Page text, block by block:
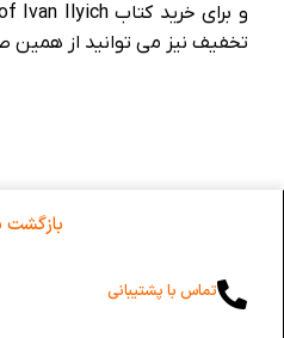
و برای خرید کتاب The Death of Ivan Ilyich از
تخفیف نیز می توانید از همین
بازگشت
تماس با پشتیبانی